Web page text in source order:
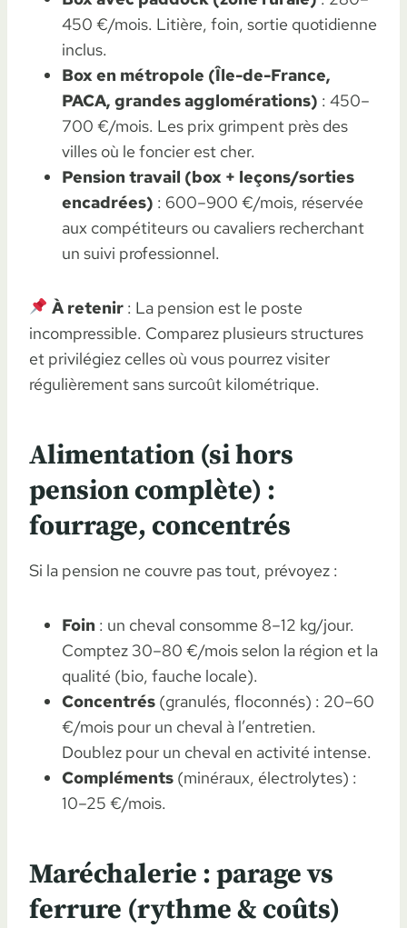
450 €/mois. Litière, foin, sortie quotidienne
inclus.
Box en métropole (Île-de-France,
PACA, grandes agglomérations) : 450–
700 €/mois. Les prix grimpent près des
villes où le foncier est cher.
Pension travail (box + leçons/sorties
encadrées) : 600–900 €/mois, réservée
aux compétiteurs ou cavaliers recherchant
un suivi professionnel.
À retenir: La pension est le poste
incompressible. Comparez plusieurs structures
et privilégiez celles où vous pourrez visiter
régulièrement sans surcoût kilométrique.
Alimentation (si hors
pension complète) :
fourrage, concentrés
Si la pension ne couvre pas tout, prévoyez :
Foin : un cheval consomme 8–12 kg/jour.
Comptez 30–80 €/mois selon la région et la
qualité (bio, fauche locale).
Concentrés (granulés, floconnés) : 20–60
€/mois pour un cheval à l’entretien.
Doublez pour un cheval en activité intense.
Compléments (minéraux, électrolytes) :
10–25 €/mois.
Maréchalerie : parage vs
ferrure (rythme & coûts)